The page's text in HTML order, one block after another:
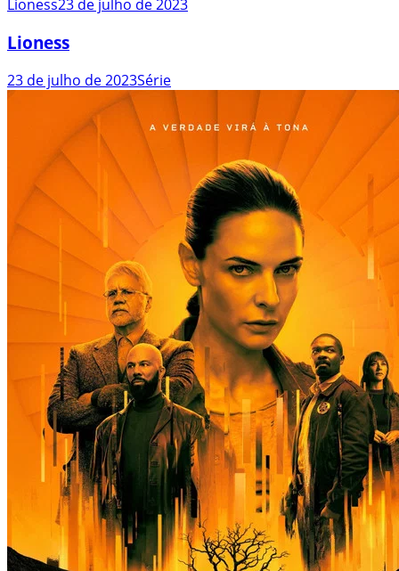
Lioness23 de julho de 2023
Lioness
23 de julho de 2023Série